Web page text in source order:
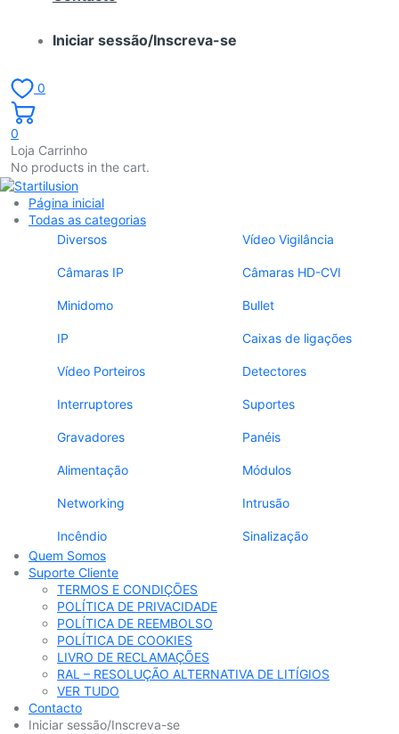
Iniciar sessão/Inscreva-se
0
0
Loja Carrinho
No products in the cart.
Página inicial
Todas as categorias
Diversos
Vídeo Vigilância
Câmaras IP Câmaras HD-CVI
Minidomo Bullet
IP Caixas de ligações
Vídeo Porteiros Detectores
Interruptores Suportes
Gravadores Panéis
Alimentação Módulos
Networking Intrusão
Incêndio
Sinalização
Quem Somos
Suporte Cliente
TERMOS E CONDIÇÕES
POLÍTICA DE PRIVACIDADE
POLÍTICA DE REEMBOLSO
POLÍTICA DE COOKIES
LIVRO DE RECLAMAÇÕES
RAL – RESOLUÇÃO ALTERNATIVA DE LITÍGIOS
VER TUDO
Contacto
Iniciar sessão/Inscreva-se